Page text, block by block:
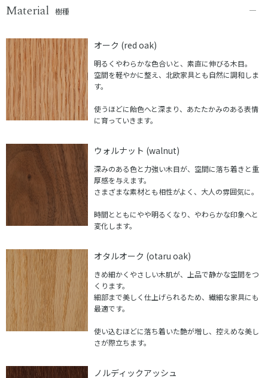
Material 樹種
オーク (red oak)
明るくやわらかな色合いと、素直に伸びる木目。
空間を軽やかに整え、北欧家具とも自然に調和しま
す。
使うほどに飴色へと深まり、あたたかみのある表情
に育っていきます。
ウォルナット (walnut)
深みのある色と力強い木目が、空間に落ち着きと重
厚感を与えます。
さまざまな素材とも相性がよく、大人の雰囲気に。
時間とともにやや明るくなり、やわらかな印象へと
変化します。
オタルオーク (otaru oak)
きめ細かくやさしい木肌が、上品で静かな空間をつ
くります。
細部まで美しく仕上げられるため、繊細な家具にも
最適です。
使い込むほどに落ち着いた艶が増し、控えめな美し
さが際立ちます。
ノルディックアッシュ